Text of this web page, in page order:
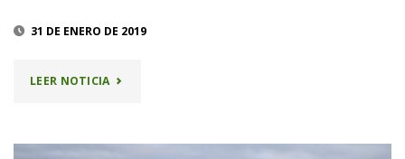
31 DE ENERO DE 2019
LEER NOTICIA"LISTA